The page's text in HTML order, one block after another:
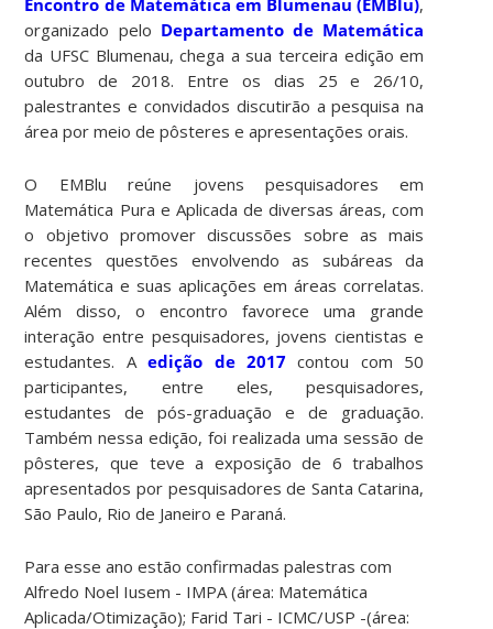
organizado pelo Departamento de Matemática
da UFSC Blumenau, chega a sua terceira edição em
outubro de 2018. Entre os dias 25 e 26/10,
palestrantes e convidados discutirão a pesquisa na
área por meio de pôsteres e apresentações orais.
O EMBlu reúne jovens pesquisadores em
Matemática Pura e Aplicada de diversas áreas, com
o objetivo promover discussões sobre as mais
recentes questões envolvendo as subáreas da
Matemática e suas aplicações em áreas correlatas.
Além disso, o encontro favorece uma grande
interação entre pesquisadores, jovens cientistas e
estudantes. Aedição de 2017contou com 50
participantes, entre eles, pesquisadores,
estudantes de pós-graduação e de graduação.
Também nessa edição, foi realizada uma sessão de
pôsteres, que teve a exposição de 6 trabalhos
apresentados por pesquisadores de Santa Catarina,
São Paulo, Rio de Janeiro e Paraná.
Para esse ano estão confirmadas palestras com
Alfredo Noel Iusem - IMPA (área: Matemática
Aplicada/Otimização); Farid Tari - ICMC/USP -(área: